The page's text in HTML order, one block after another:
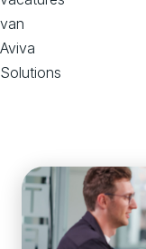
van
Aviva
Solutions